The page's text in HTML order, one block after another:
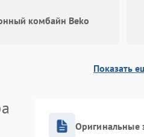
комбайн Beko
Показать
Оригинальные